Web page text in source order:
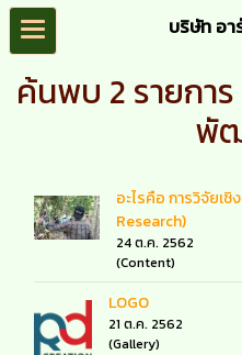
บริษัท อา
ค้นพบ 2 รายการ
พั
อะไรคือ การวิจัยเ
Research)
24 ต.ค. 2562
(Content)
LOGO
21 ต.ค. 2562
(Gallery)